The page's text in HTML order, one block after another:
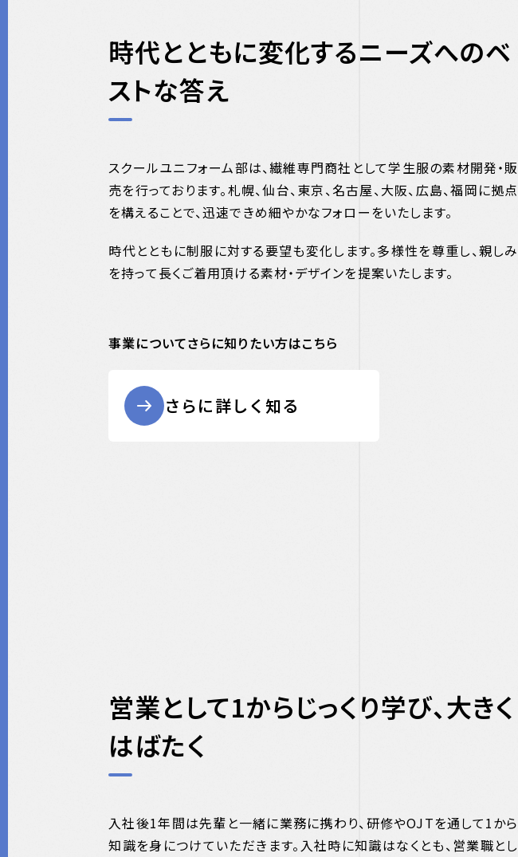
時代とともに変化するニーズへのベ
ストな答え
スクールユニフォーム部は、繊維専門商社として学生服の素材開発・販
売を行っております。札幌、仙台、東京、名古屋、大阪、広島、福岡に拠点
を構えることで、迅速できめ細やかなフォローをいたします。
時代とともに制服に対する要望も変化します。多様性を尊重し、親しみ
を持って長くご着用頂ける素材・デザインを提案いたします。
事業についてさらに知りたい方はこちら
さらに詳しく知る
営業として1からじっくり学び、大きく
はばたく
入社後1年間は先輩と一緒に業務に携わり、研修やOJTを通して1から
知識を身につけていただきます。入社時に知識はなくとも、営業職とし